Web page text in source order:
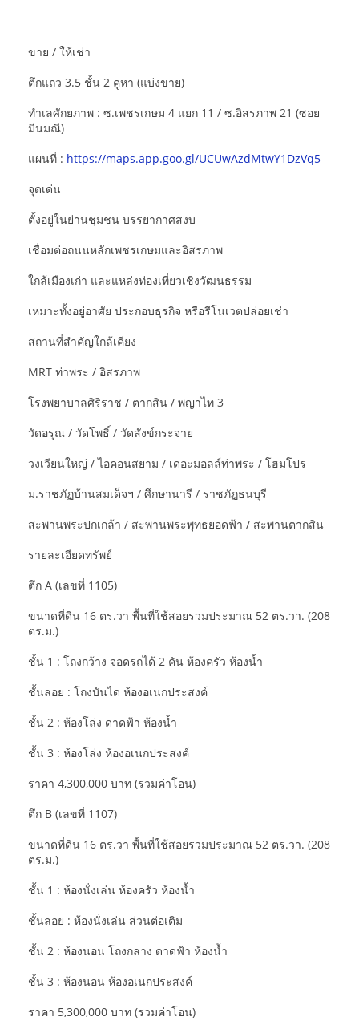
ขาย / ให้เช่า
ตึกแถว 3.5 ชั้น 2 คูหา (แบ่งขาย)
ทำเลศักยภาพ : ซ.เพชรเกษม 4 แยก 11 / ซ.อิสรภาพ 21 (ซอย
มีนมณี)
แผนที่ : https://maps.app.goo.gl/UCUwAzdMtwY1DzVq5
จุดเด่น
ตั้งอยู่ในย่านชุมชน บรรยากาศสงบ
เชื่อมต่อถนนหลักเพชรเกษมและอิสรภาพ
ใกล้เมืองเก่า และแหล่งท่องเที่ยวเชิงวัฒนธรรม
เหมาะทั้งอยู่อาศัย ประกอบธุรกิจ หรือรีโนเวตปล่อยเช่า
สถานที่สำคัญใกล้เคียง
MRT ท่าพระ / อิสรภาพ
โรงพยาบาลศิริราช / ตากสิน / พญาไท 3
วัดอรุณ / วัดโพธิ์ / วัดสังข์กระจาย
วงเวียนใหญ่ / ไอคอนสยาม / เดอะมอลล์ท่าพระ / โฮมโปร
ม.ราชภัฏบ้านสมเด็จฯ / ศึกษานารี / ราชภัฏธนบุรี
สะพานพระปกเกล้า / สะพานพระพุทธยอดฟ้า / สะพานตากสิน
รายละเอียดทรัพย์
ตึก A (เลขที่ 1105)
ขนาดที่ดิน 16 ตร.วา พื้นที่ใช้สอยรวมประมาณ 52 ตร.วา. (208
ตร.ม.)
ชั้น 1 : โถงกว้าง จอดรถได้ 2 คัน ห้องครัว ห้องน้ำ
ชั้นลอย : โถงบันได ห้องอเนกประสงค์
ชั้น 2 : ห้องโล่ง ดาดฟ้า ห้องน้ำ
ชั้น 3 : ห้องโล่ง ห้องอเนกประสงค์
ราคา 4,300,000 บาท (รวมค่าโอน)
ตึก B (เลขที่ 1107)
ขนาดที่ดิน 16 ตร.วา พื้นที่ใช้สอยรวมประมาณ 52 ตร.วา. (208
ตร.ม.)
ชั้น 1 : ห้องนั่งเล่น ห้องครัว ห้องน้ำ
ชั้นลอย : ห้องนั่งเล่น ส่วนต่อเติม
ชั้น 2 : ห้องนอน โถงกลาง ดาดฟ้า ห้องน้ำ
ชั้น 3 : ห้องนอน ห้องอเนกประสงค์
ราคา 5,300,000 บาท (รวมค่าโอน)